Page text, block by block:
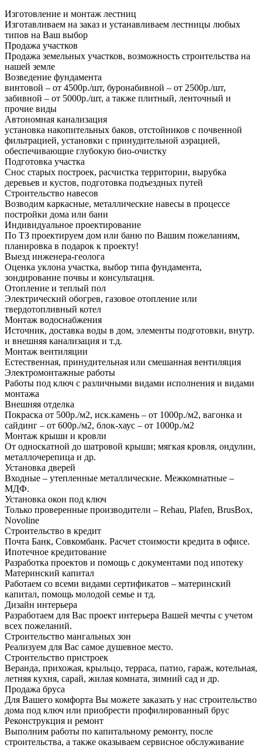
Изготовление и монтаж лестниц
Изготавливаем на заказ и устанавливаем лестницы любых
типов на Ваш выбор
Продажа участков
Продажа земельных участков, возможность строительства на
нашей земле
Возведение фундамента
винтовой – от 4500р./шт, буронабивной – от 2500р./шт,
забивной – от 5000р./шт, а также плитный, ленточный и
прочие виды
Автономная канализация
установка накопительных баков, отстойников с почвенной
фильтрацией, установки с принудительной аэрацией,
обеспечивающие глубокую био-очистку
Подготовка участка
Снос старых построек, расчистка территории, вырубка
деревьев и кустов, подготовка подъездных путей
Строительство навесов
Возводим каркасные, металлические навесы в процессе
постройки дома или бани
Индивидуальное проектирование
По ТЗ проектируем дом или баню по Вашим пожеланиям,
планировка в подарок к проекту!
Выезд инженера-геолога
Оценка уклона участка, выбор типа фундамента,
зондирование почвы и консультация.
Отопление и теплый пол
Электрический обогрев, газовое отопление или
твердотопливный котел
Монтаж водоснабжения
Источник, доставка воды в дом, элементы подготовки, внутр.
и внешняя канализация и т.д.
Монтаж вентиляции
Естественная, принудительная или смешанная вентиляция
Электромонтажные работы
Работы под ключ с различными видами исполнения и видами
монтажа
Внешняя отделка
Покраска от 500р./м2, иск.камень – от 1000р./м2, вагонка и
сайдинг – от 600р./м2, блок-хаус – от 1000р./м2
Монтаж крыши и кровли
От односкатной до шатровой крыши; мягкая кровля, ондулин,
металлочерепица и др.
Установка дверей
Входные – утепленные металлические. Межкомнатные –
МДФ.
Установка окон под ключ
Только проверенные производители – Rehau, Plafen, BrusBox,
Novoline
Строительство в кредит
Почта Банк, Совкомбанк. Расчет стоимости кредита в офисе.
Ипотечное кредитование
Разработка проектов и помощь с документами под ипотеку
Материнский капитал
Работаем со всеми видами сертификатов – материнский
капитал, помощь молодой семье и тд.
Дизайн интерьера
Разработаем для Вас проект интерьера Вашей мечты с учетом
всех пожеланий.
Строительство мангальных зон
Реализуем для Вас самое душевное место.
Строительство пристроек
Веранда, прихожая, крыльцо, терраса, патио, гараж, котельная,
летняя кухня, сарай, жилая комната, зимний сад и др.
Продажа бруса
Для Вашего комфорта Вы можете заказать у нас строительство
дома под ключ или приобрести профилированный брус
Реконструкция и ремонт
Выполним работы по капитальному ремонту, после
строительства, а также оказываем сервисное обслуживание